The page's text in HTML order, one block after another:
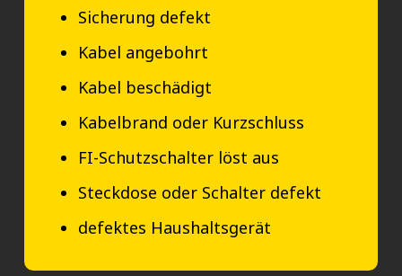
Sicherung defekt
Kabel angebohrt
Kabel beschädigt
Kabelbrand oder Kurzschluss
FI-Schutzschalter löst aus
Steckdose oder Schalter defekt
defektes Haushaltsgerät